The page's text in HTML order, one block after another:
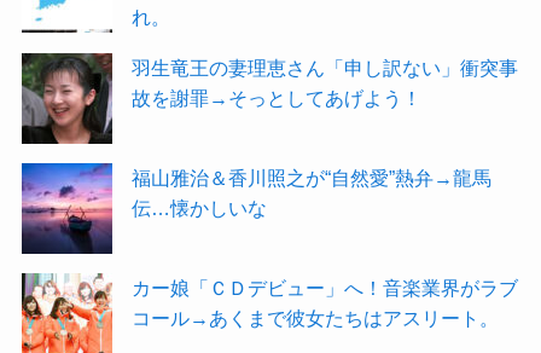
れ。
羽生竜王の妻理恵さん「申し訳ない」衝突事
故を謝罪→そっとしてあげよう！
福山雅治＆香川照之が“自然愛”熱弁→龍馬
伝…懐かしいな
カー娘「ＣＤデビュー」へ！音楽業界がラブ
コール→あくまで彼女たちはアスリート。